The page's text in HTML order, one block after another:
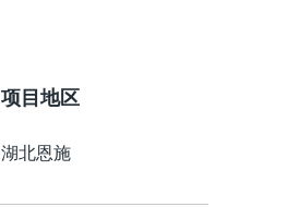
项目地区
湖北恩施